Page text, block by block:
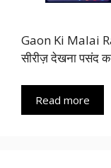
Gaon Ki Malai
सीरीज़ देखना पसंद
Read more